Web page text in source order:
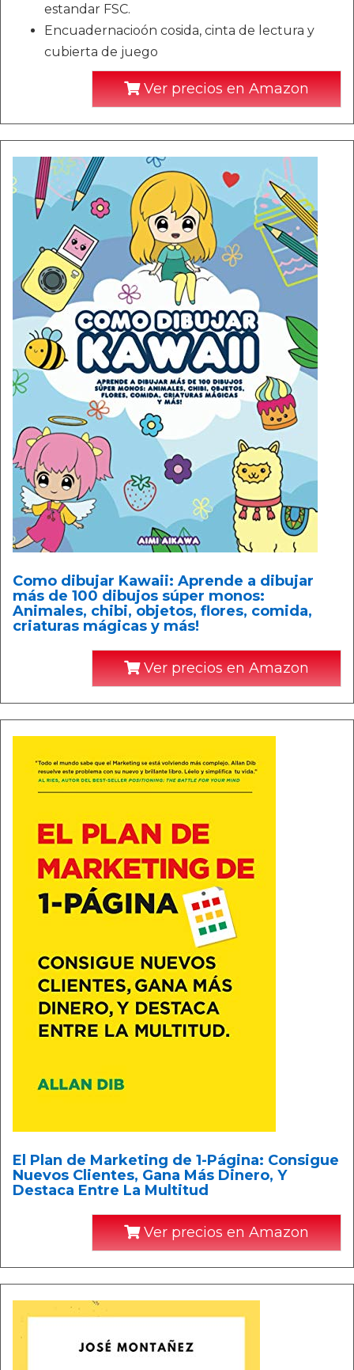
estandar FSC.
Encuadernacioón cosida, cinta de lectura y
cubierta de juego
Ver precios en Amazon
Como dibujar Kawaii: Aprende a dibujar
más de 100 dibujos súper monos:
Animales, chibi, objetos, flores, comida,
criaturas mágicas y más!
Ver precios en Amazon
El Plan de Marketing de 1-Página: Consigue
Nuevos Clientes, Gana Más Dinero, Y
Destaca Entre La Multitud
Ver precios en Amazon